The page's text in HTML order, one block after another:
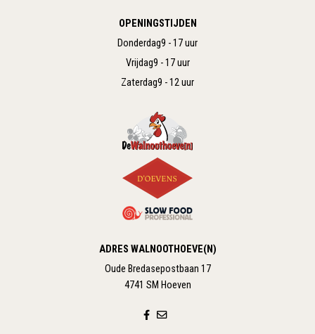
OPENINGSTIJDEN
Donderdag9 - 17 uur
Vrijdag9 - 17 uur
Zaterdag9 - 12 uur
ADRES WALNOOTHOEVE(N)
Oude Bredasepostbaan 17
4741 SM Hoeven